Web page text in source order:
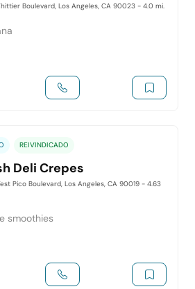
Boulevard, Los Angeles, CA 90023 - 4.0 mi.
REIVINDICADO
Deli Crepes
Pico Boulevard, Los Angeles, CA 90019 - 4.63
smoothies